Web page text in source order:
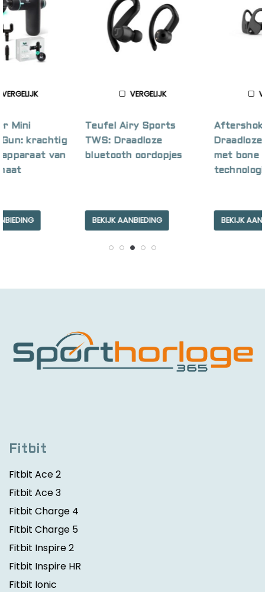
Teufel Airy Sports
TWS: Draadloze
bluetooth oordopjes
BEKIJK AANBIEDING
Aftershokz AIR:
Draadloze koptelefoon
met bone conduction
BEKIJK AANBIEDING
Fitbit
Fitbit Ace 2
Fitbit Ace 3
Fitbit Charge 4
Fitbit Charge 5
Fitbit Inspire 2
Fitbit Inspire HR
Fitbit Ionic